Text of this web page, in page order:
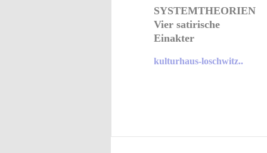
SYSTEMTHEORIEN
Vier satirische
Einakter
kulturhaus-loschwitz..